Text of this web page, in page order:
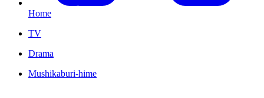
Home
TV
Drama
Mushikaburi-hime